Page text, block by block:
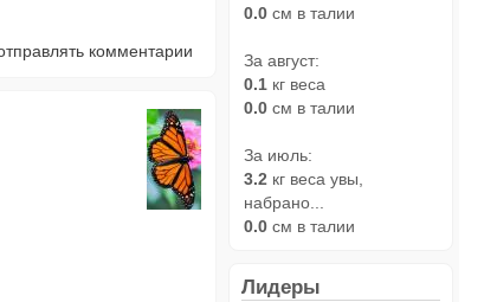
комментарии
0.0 см в талии
За август:
0.1 кг веса
0.0 см в талии
За июль:
3.2 кг веса увы,
набрано...
0.0 см в талии
Лидеры